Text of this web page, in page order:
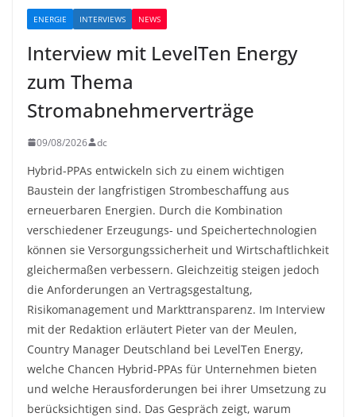
ENERGIE INTERVIEWS NEWS
Interview mit LevelTen Energy
zum Thema
Stromabnehmerverträge
09/08/2026 dc
Hybrid-PPAs entwickeln sich zu einem wichtigen
Baustein der langfristigen Strombeschaffung aus
erneuerbaren Energien. Durch die Kombination
verschiedener Erzeugungs- und Speichertechnologien
können sie Versorgungssicherheit und Wirtschaftlichkeit
gleichermaßen verbessern. Gleichzeitig steigen jedoch
die Anforderungen an Vertragsgestaltung,
Risikomanagement und Markttransparenz. Im Interview
mit der Redaktion erläutert Pieter van der Meulen,
Country Manager Deutschland bei LevelTen Energy,
welche Chancen Hybrid-PPAs für Unternehmen bieten
und welche Herausforderungen bei ihrer Umsetzung zu
berücksichtigen sind. Das Gespräch zeigt, warum